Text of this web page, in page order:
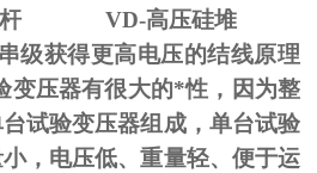
杆 VD-高压硅堆
级获得更高电压的结线原理
变压器有很大的*性，因为整
试验变压器组成，单台试验
，电压低、重量轻、便于运